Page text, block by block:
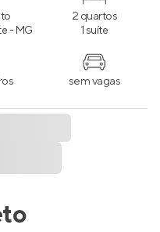
- MG
2 quartos
1 suíte
sem vagas